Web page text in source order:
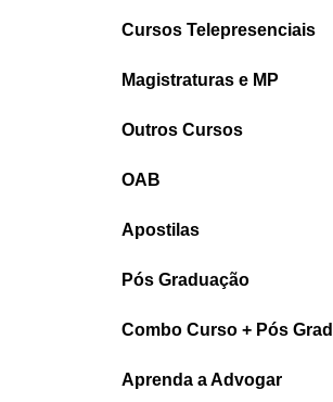
Cursos Telepresenciais
Magistraturas e MP
Outros Cursos
OAB
Apostilas
Pós Graduação
Combo Curso + Pós
Aprenda a Advogar